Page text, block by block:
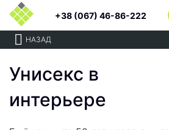
+38 (067) 46-86-222
НАЗАД
Унисекс в
интерьере